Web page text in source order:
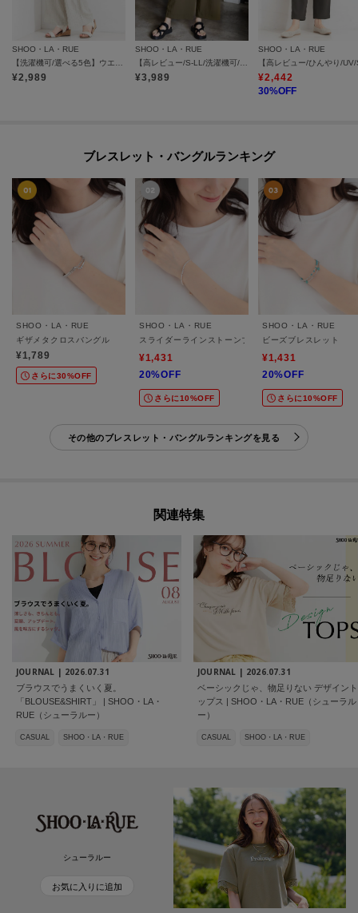
SHOO・LA・RUE
¥2,989
SHOO・LA・RUE
¥3,989
SHOO・LA・RUE
¥2,442
30%OFF
ブレスレット・バングルランキング
SHOO・LA・RUE
ギザメタクロスバングル
¥1,789
さらに30%OFF
SHOO・LA・RUE
スライダーラインストーンブレスレット
¥1,431
20%OFF
さらに10%OFF
SHOO・LA・RUE
ビーズブレスレット
¥1,431
20%OFF
さらに10%OFF
その他のブレスレット・バングルランキングを見る
関連特集
JOURNAL | 2026.07.31
ブラウスでうまくいく夏。
「BLOUSE&SHIRT」 | SHOO・LA・
RUE（シューラルー）
CASUAL SHOO・LA・RUE
JOURNAL | 2026.07.31
ベーシックじゃ、物足りない デザイント
ップス | SHOO・LA・RUE（シューラル
ー）
CASUAL SHOO・LA・RUE
シューラルー
お気に入りに追加